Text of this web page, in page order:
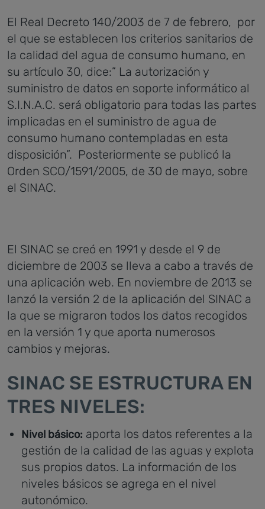
El Real Decreto 140/2003 de 7 de febrero, por
el que se establecen los criterios sanitarios de
la calidad del agua de consumo humano, en
su artículo 30, dice:” La autorización y
suministro de datos en soporte informático al
S.I.N.A.C. será obligatorio para todas las partes
implicadas en el suministro de agua de
consumo humano contempladas en esta
disposición”. Posteriormente se publicó la
Orden SCO/1591/2005, de 30 de mayo, sobre
el SINAC.
El SINAC se creó en 1991 y desde el 9 de
diciembre de 2003 se lleva a cabo a través de
una aplicación web. En noviembre de 2013 se
lanzó la versión 2 de la aplicación del SINAC a
la que se migraron todos los datos recogidos
en la versión 1 y que aporta numerosos
cambios y mejoras.
SINAC SE ESTRUCTURA EN
TRES NIVELES:
Nivel básico: aporta los datos referentes a la
gestión de la calidad de las aguas y explota
sus propios datos. La información de los
niveles básicos se agrega en el nivel
autonómico.